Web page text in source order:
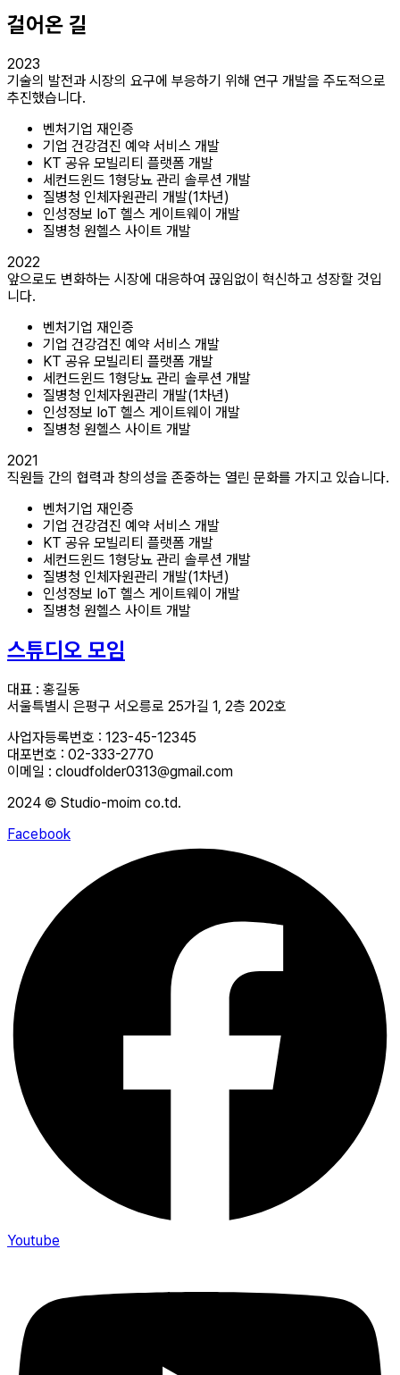
걸어온 길
2023
기술의 발전과 시장의 요구에 부응하기 위해 연구 개발을 주도적으로
추진했습니다.
벤처기업 재인증
기업 건강검진 예약 서비스 개발
KT 공유 모빌리티 플랫폼 개발
세컨드윈드 1형당뇨 관리 솔루션 개발
질병청 인체자원관리 개발(1차년)
인성정보 IoT 헬스 게이트웨이 개발
질병청 원헬스 사이트 개발
2022
앞으로도 변화하는 시장에 대응하여 끊임없이 혁신하고 성장할 것입
니다.
벤처기업 재인증
기업 건강검진 예약 서비스 개발
KT 공유 모빌리티 플랫폼 개발
세컨드윈드 1형당뇨 관리 솔루션 개발
질병청 인체자원관리 개발(1차년)
인성정보 IoT 헬스 게이트웨이 개발
질병청 원헬스 사이트 개발
2021
직원들 간의 협력과 창의성을 존중하는 열린 문화를 가지고 있습니다.
벤처기업 재인증
기업 건강검진 예약 서비스 개발
KT 공유 모빌리티 플랫폼 개발
세컨드윈드 1형당뇨 관리 솔루션 개발
질병청 인체자원관리 개발(1차년)
인성정보 IoT 헬스 게이트웨이 개발
질병청 원헬스 사이트 개발
스튜디오 모임
대표 : 홍길동
서울특별시 은평구 서오릉로 25가길 1, 2층 202호
사업자등록번호 : 123-45-12345
대포번호 : 02-333-2770
이메일 : cloudfolder0313@gmail.com
2024 © Studio-moim co.td.
Facebook
Youtube